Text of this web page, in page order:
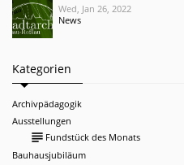
Wed, Jan 26, 2022
News
Kategorien
Archivpädagogik
Ausstellungen
subject Fundstück des Monats
Bauhausjubiläum